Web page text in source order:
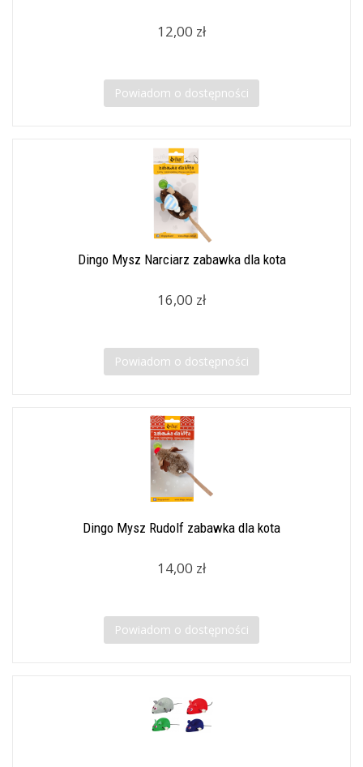
12,00 zł
Powiadom o dostępności
Dingo Mysz Narciarz zabawka dla kota
16,00 zł
Powiadom o dostępności
Dingo Mysz Rudolf zabawka dla kota
14,00 zł
Powiadom o dostępności